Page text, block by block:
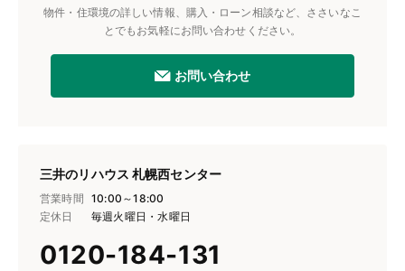
物件・住環境の詳しい情報、購入・ローン相談など、ささいなこ
とでもお気軽にお問い合わせください。
お問い合わせ
三井のリハウス 札幌西センター
営業時間 10:00～18:00
定休日
毎週火曜日・水曜日
0120-184-131